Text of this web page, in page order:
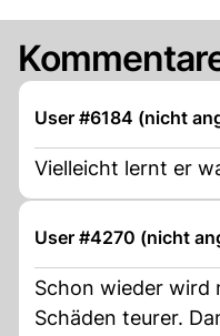
User #6184 (nicht
Vielleicht lernt er
User #4270 (nicht
Schon wieder wird
Schäden teurer.